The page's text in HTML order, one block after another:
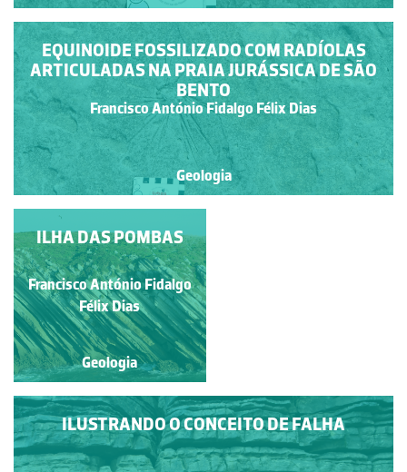
EQUINOIDE FOSSILIZADO COM RADÍOLAS
ARTICULADAS NA PRAIA JURÁSSICA DE SÃO
BENTO
Francisco António Fidalgo Félix Dias
Geologia
FÓSSIL DE INDIVÍDUO
DA CLASSE
ASTEROIDEA NA
PRAIA JURÁSSICA DE
SÃO BENTO
Francisco António Fidalgo
Félix Dias
Geologia
ILHA DAS POMBAS
Francisco António Fidalgo
Félix Dias
Geologia
ILUSTRANDO O CONCEITO DE FALHA